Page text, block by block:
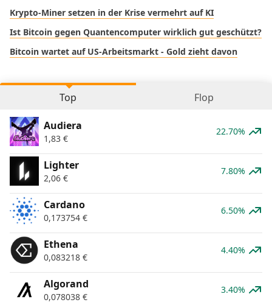
Krypto-Miner setzen in der Krise vermehrt auf KI
Ist Bitcoin gegen Quantencomputer wirklich gut geschützt?
Bitcoin wartet auf US-Arbeitsmarkt - Gold zieht davon
Top Flop
Audiera
1,83 €
22.70%
Lighter
2,06 €
7.80%
Cardano
0,173754 €
6.50%
Ethena
0,083218 €
4.40%
Algorand
0,078038 €
3.40%